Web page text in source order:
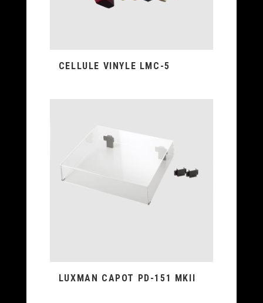
CELLULE VINYLE LMC-5
LUXMAN CAPOT PD-151 MKII